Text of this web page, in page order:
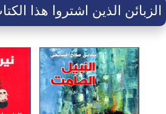
الزبائن الذين اشتروا هذا